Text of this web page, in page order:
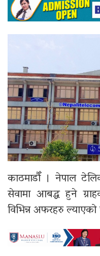
काठमाडौँ । नेपाल
सेवामा आबद्ध हुने
विभिन्न अफरहरु